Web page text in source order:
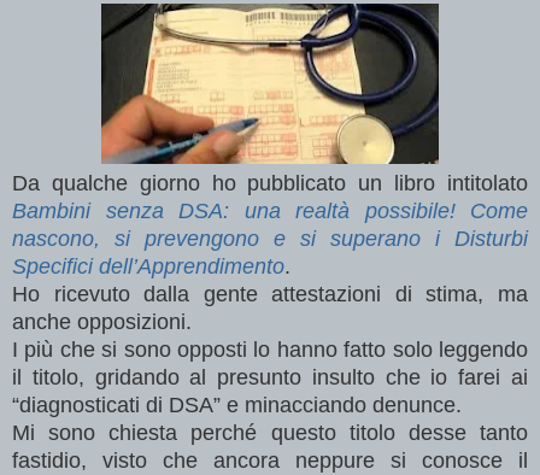
Da qualche giorno ho pubblicato un libro intitolato
Bambini senza DSA: una realtà possibile! Come
nascono, si prevengono e si superano i Disturbi
Specifici dell’Apprendimento.
Ho ricevuto dalla gente attestazioni di stima, ma
anche opposizioni.
I più che si sono opposti lo hanno fatto solo leggendo
il titolo, gridando al presunto insulto che io farei ai
“diagnosticati di DSA” e minacciando denunce.
Mi sono chiesta perché questo titolo desse tanto
fastidio, visto che ancora neppure si conosce il